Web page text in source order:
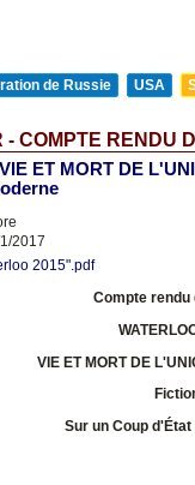
de Russie USA
- COMPTE RENDU
ET MORT DE
2017
2015".pdf
Compte rendu
VIE ET MORT DE
Sur un Coup